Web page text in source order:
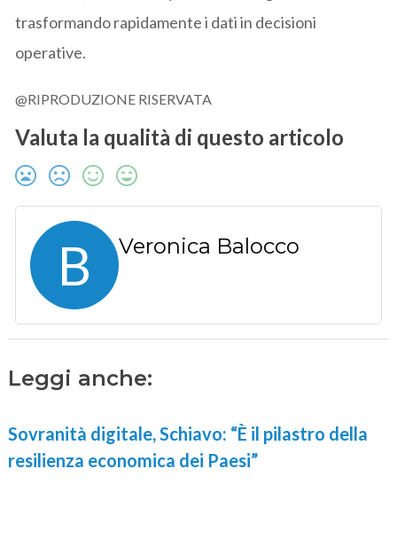
trasformando rapidamente i dati in decisioni
operative.
@RIPRODUZIONE RISERVATA
Valuta la qualità di questo articolo
B Veronica Balocco
Leggi anche:
Sovranità digitale, Schiavo: “È il pilastro della
resilienza economica dei Paesi”